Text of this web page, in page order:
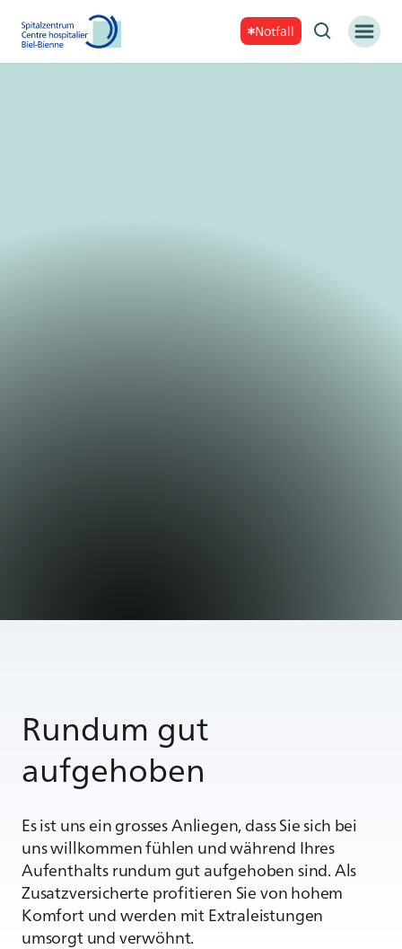
Notfall
Rundum gut
aufgehoben
Es ist uns ein grosses Anliegen, dass Sie sich bei
uns willkommen fühlen und während Ihres
Aufenthalts rundum gut aufgehoben sind. Als
Zusatzversicherte profitieren Sie von hohem
Komfort und werden mit Extraleistungen
umsorgt und verwöhnt.